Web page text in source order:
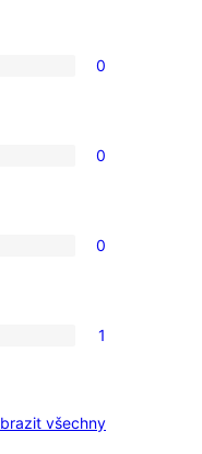
0
0
0
1
všechnyrecenze